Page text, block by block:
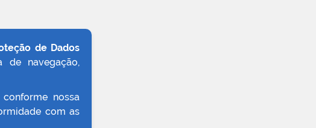
de Dados
de navegação,
nossa
com as